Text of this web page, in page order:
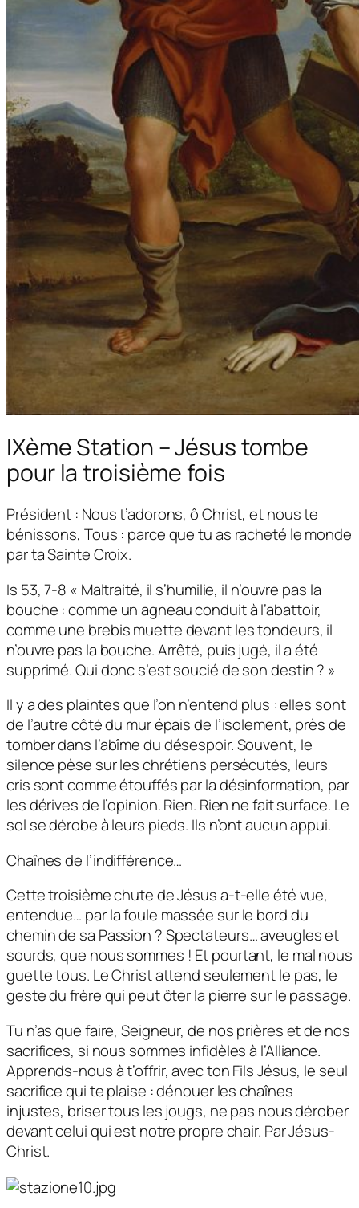
IXème Station – Jésus tombe
pour la troisième fois
Président : Nous t’adorons, ô Christ, et nous te
bénissons, Tous : parce que tu as racheté le monde
par ta Sainte Croix.
Is 53, 7-8 « Maltraité, il s’humilie, il n’ouvre pas la
bouche : comme un agneau conduit à l’abattoir,
comme une brebis muette devant les tondeurs, il
n’ouvre pas la bouche. Arrêté, puis jugé, il a été
supprimé. Qui donc s’est soucié de son destin ? »
Il y a des plaintes que l’on n’entend plus : elles sont
de l’autre côté du mur épais de l’isolement, près de
tomber dans l’abîme du désespoir. Souvent, le
silence pèse sur les chrétiens persécutés, leurs
cris sont comme étouffés par la désinformation, par
les dérives de l’opinion. Rien. Rien ne fait surface. Le
sol se dérobe à leurs pieds. Ils n’ont aucun appui.
Chaînes de l’indifférence…
Cette troisième chute de Jésus a-t-elle été vue,
entendue… par la foule massée sur le bord du
chemin de sa Passion ? Spectateurs… aveugles et
sourds, que nous sommes ! Et pourtant, le mal nous
guette tous. Le Christ attend seulement le pas, le
geste du frère qui peut ôter la pierre sur le passage.
Tu n’as que faire, Seigneur, de nos prières et de nos
sacrifices, si nous sommes infidèles à l’Alliance.
Apprends-nous à t’offrir, avec ton Fils Jésus, le seul
sacrifice qui te plaise : dénouer les chaînes
injustes, briser tous les jougs, ne pas nous dérober
devant celui qui est notre propre chair. Par Jésus-
Christ.